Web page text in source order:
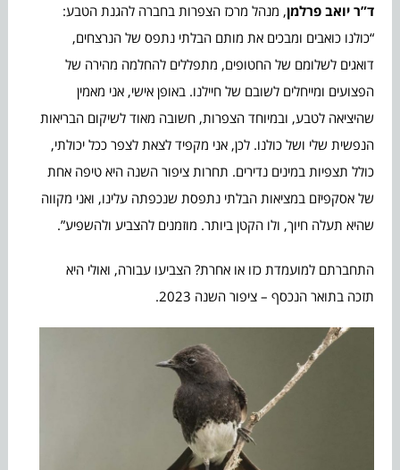
ד”ר יואב פרלמן, מנהל מרכז הצפרות בחברה להגנת הטבע:
“כולנו כואבים ומבכים את מותם הבלתי נתפס של הנרצחים,
דואגים לשלומם של החטופים, מתפללים להחלמה מהירה של
הפצועים ומייחלים לשובם של חיילנו. באופן אישי, אני מאמין
שהיציאה לטבע, ובמיוחד הצפרות, חשובה מאוד לשיקום הבריאות
הנפשית שלי ושל כולנו. לכן, אני מקפיד לצאת לצפר ככל יכולתי,
כולל תצפיות במינים נדירים. תחרות ציפור השנה היא טיפה אחת
של אסקפיזם במציאות הבלתי נתפסת שנכפתה עלינו, ואני מקווה
שהיא תעלה חיוך, ולו הקטן ביותר. מוזמנים להצביע ולהשפיע”.
התחברתם למועמדת כזו או אחרת? הצביעו עבורה, ואולי היא
תזכה בתואר הנכסף – ציפור השנה 2023.